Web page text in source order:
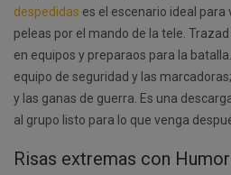
despedidas es el escenario ideal para
peleas por el mando de la tele.
en equipos y preparaos para la
equipo de seguridad y las
y las ganas de guerra. Es una
al grupo listo para lo que venga
Risas extremas con